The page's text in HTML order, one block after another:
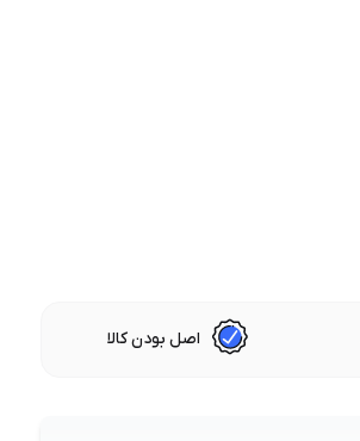
اصل بودن کالا